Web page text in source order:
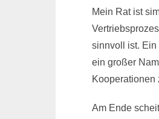
Mein Rat ist
sinnvoll ist. Ein
ein großer
Kooperationen
Am Ende